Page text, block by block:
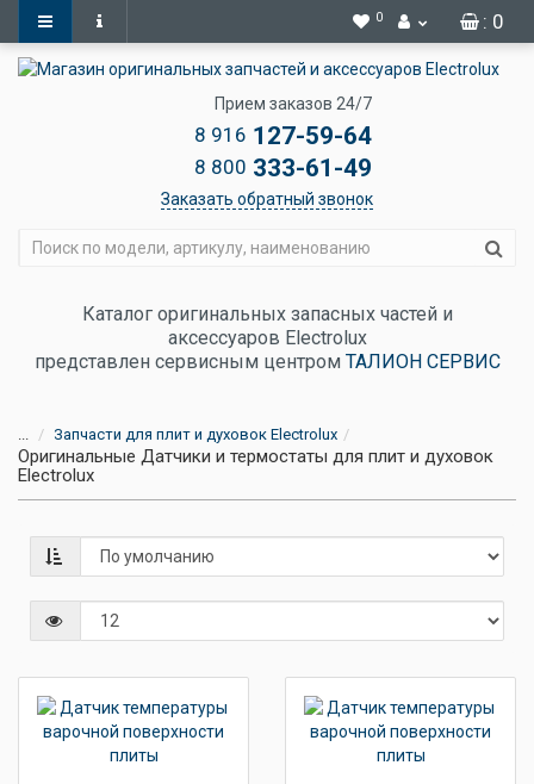
: 0
0
Прием заказов 24/7
8 916 127-59-64
8 800 333-61-49
Заказать обратный звонок
Каталог оригинальных запасных частей и
аксессуаров Electrolux
представлен сервисным центром ТАЛИОН СЕРВИС
... Запчасти для плит и духовок Electrolux
Оригинальные Датчики и термостаты для плит и духовок
Electrolux